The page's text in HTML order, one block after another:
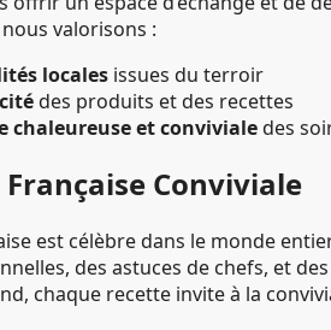
valorisons :
locales issues du terroir
des produits et des recettes
chaleureuse et convivialedes
Française Conviviale
est célèbre dans le monde
des astuces de chefs, et
chaque recette invite à la